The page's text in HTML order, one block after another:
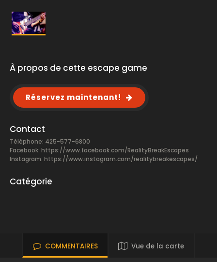
À propos de cette escape game
Réservez maintenant!
Contact
Téléphone: 425-577-6800
Facebook: https://www.facebook.com/RealityBreakEscapes
Instagram: https://www.instagram.com/realitybreakescapes/
Catégorie
COMMENTAIRES Vue de la carte